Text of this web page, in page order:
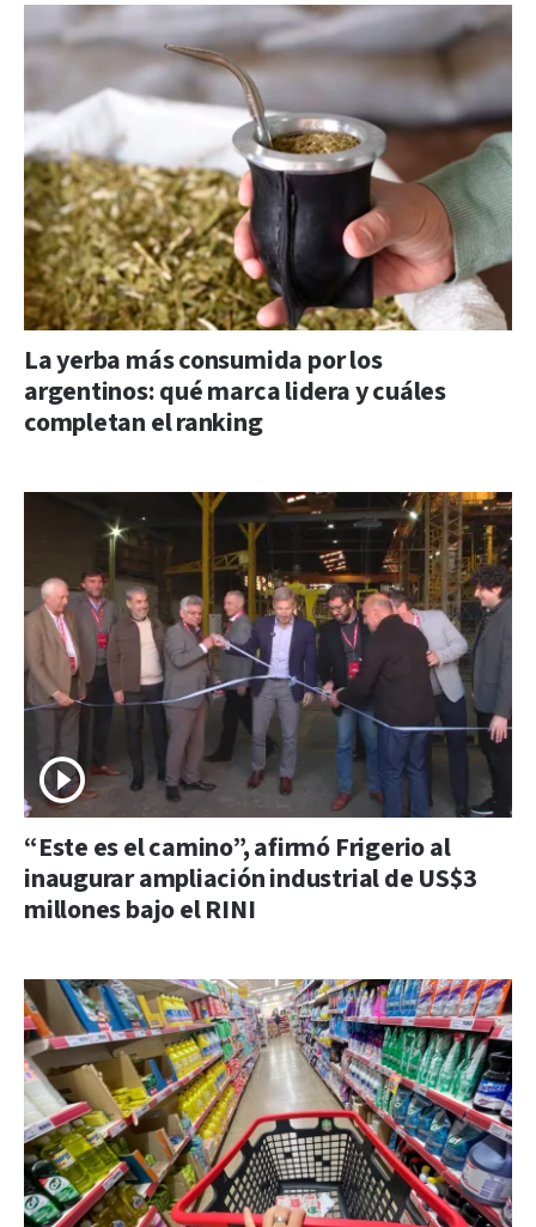
La yerba más consumida por los
argentinos: qué marca lidera y cuáles
completan el ranking
“Este es el camino”, afirmó Frigerio al
inaugurar ampliación industrial de US$3
millones bajo el RINI